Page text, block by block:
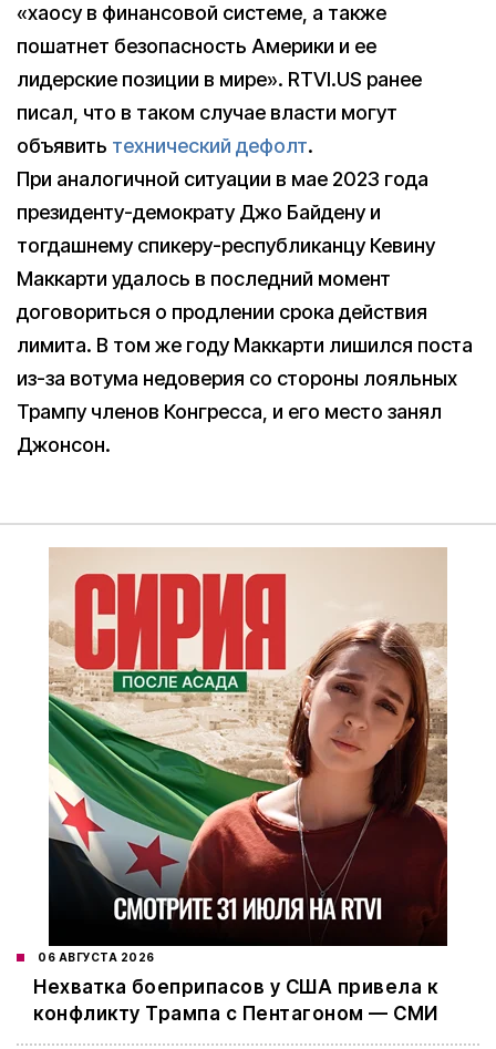
«хаосу в финансовой системе, а также
пошатнет безопасность Америки и ее
лидерские позиции в мире». RTVI.US ранее
писал, что в таком случае власти могут
объявить технический дефолт.
При аналогичной ситуации в мае 2023 года
президенту-демократу Джо Байдену и
тогдашнему спикеру-республиканцу Кевину
Маккарти удалось в последний момент
договориться о продлении срока действия
лимита. В том же году Маккарти лишился поста
из-за вотума недоверия со стороны лояльных
Трампу членов Конгресса, и его место занял
Джонсон.
06 АВГУСТА 2026
Нехватка боеприпасов у США привела к
конфликту Трампа с Пентагоном — СМИ